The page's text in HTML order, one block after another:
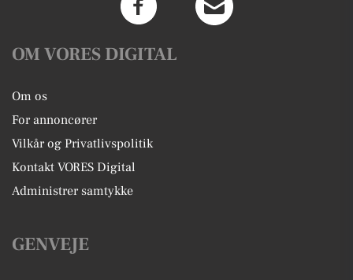
OM VORES DIGITAL
Om os
For annoncører
Vilkår og Privatlivspolitik
Kontakt VORES Digital
Administrer samtykke
GENVEJE